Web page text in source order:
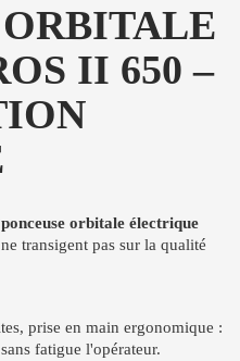
II 650 –
ponceuse orbitale électrique
transigent pas sur la qualité
prise en main ergonomique :
fatigue l'opérateur.